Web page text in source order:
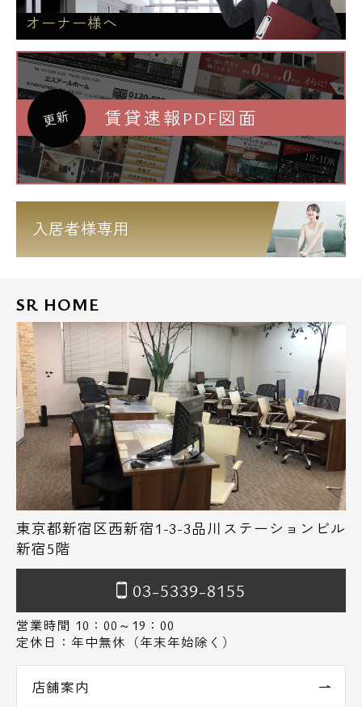
オーナー様へ
更新 賃貸速報PDF図面
入居者様専用
SR HOME
東京都新宿区西新宿1-3-3品川ステーションビル
新宿5階
03-5339-8155
営業時間 10：00～19：00
定休日：年中無休（年末年始除く）
店舗案内